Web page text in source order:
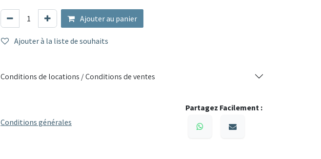
Utilisation : Restauration, tournages, événements professionnels
Ce micro-ondes allie puissance et simplicité pour un usage professionnel
efficace et durable.
Ajouter au panier
Ajouter à la liste de souhaits
Conditions de locations / Conditions de ventes
Conditions générales
Partagez Facilement :